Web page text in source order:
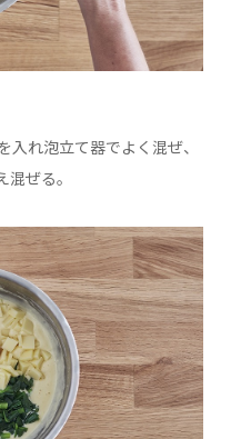
れ泡立て器でよく混ぜ、
ぜる。